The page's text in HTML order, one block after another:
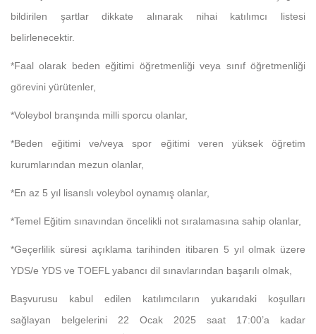
bildirilen şartlar dikkate alınarak nihai katılımcı listesi
belirlenecektir.
*Faal olarak beden eğitimi öğretmenliği veya sınıf öğretmenliği
görevini yürütenler,
*Voleybol branşında milli sporcu olanlar,
*Beden eğitimi ve/veya spor eğitimi veren yüksek öğretim
kurumlarından mezun olanlar,
*En az 5 yıl lisanslı voleybol oynamış olanlar,
*Temel Eğitim sınavından öncelikli not sıralamasına sahip olanlar,
*Geçerlilik süresi açıklama tarihinden itibaren 5 yıl olmak üzere
YDS/e YDS ve TOEFL yabancı dil sınavlarından başarılı olmak,
Başvurusu kabul edilen katılımcıların yukarıdaki koşulları
sağlayan belgelerini 22 Ocak 2025 saat 17:00’a kadar